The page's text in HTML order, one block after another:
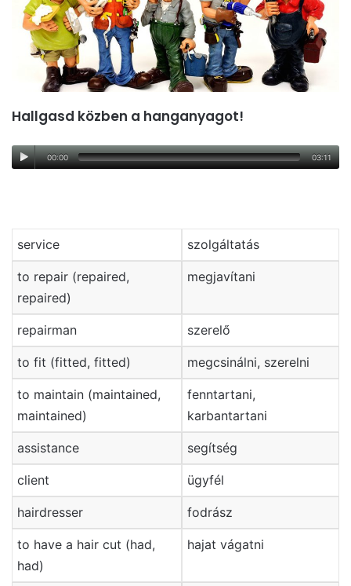
Hallgasd közben a hanganyagot!
00:00 03:11
service szolgáltatás
to repair (repaired,
repaired)
megjavítani
repairman szerelő
to fit (fitted, fitted) megcsinálni, szerelni
to maintain (maintained,
maintained)
fenntartani,
karbantartani
assistance segítség
client ügyfél
hairdresser fodrász
to have a hair cut (had,
had)
hajat vágatni